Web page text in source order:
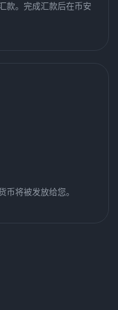
款。完成汇款后在币安
将被发放给您。